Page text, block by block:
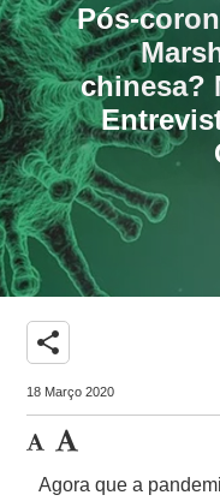
Pós-
chinesa?
share
18 Março 2020
Agora que a